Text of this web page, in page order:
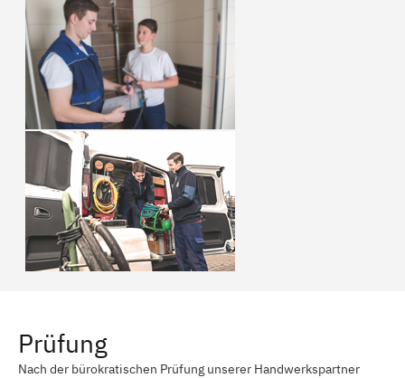
Prüfung
Nach der bürokratischen Prüfung unserer Handwerkspartner